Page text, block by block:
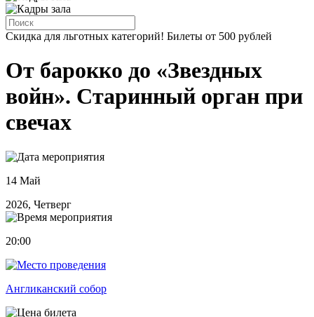
Скидка для льготных категорий! Билеты от 500 рублей
От барокко до «Звездных
войн». Старинный орган при
свечах
14 Май
2026, Четверг
20:00
Англиканский собор